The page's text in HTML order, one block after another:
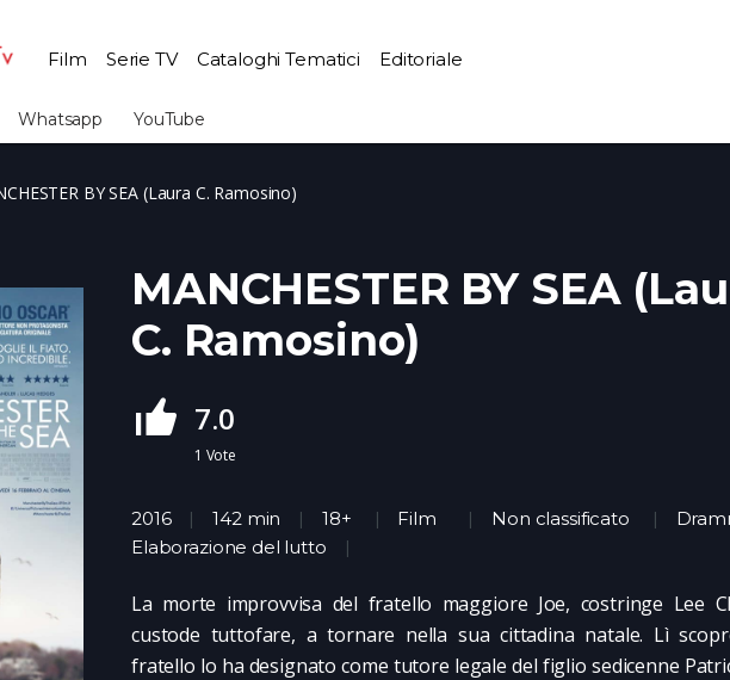
Film Serie TV Cataloghi Tematici Editoriale
Whatsapp YouTube
BY SEA (Laura C. Ramosino)
MANCHESTER BY SEA
C. Ramosino)
7.0
1 Vote
2016 142 min 18+ Film Non classificato
Elaborazione del lutto
La morte improvvisa del fratello maggiore Joe, costringe Lee
custode tuttofare, a tornare nella sua cittadina natale. Lì
fratello lo ha designato come tutore legale del figlio sedicenne